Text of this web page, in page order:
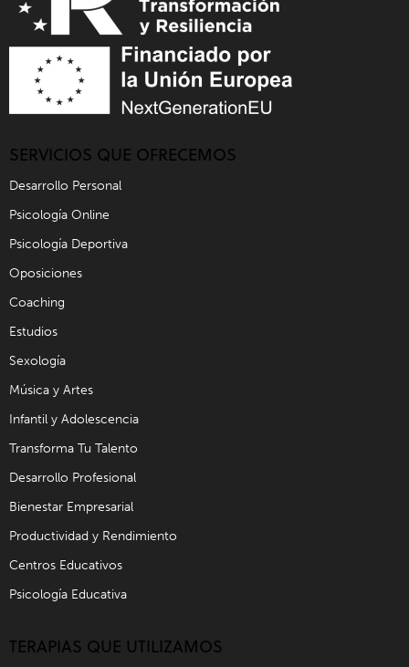
SERVICIOS QUE OFRECEMOS
Desarrollo Personal
Psicología Online
Psicología Deportiva
Oposiciones
Coaching
Estudios
Sexología
Música y Artes
Infantil y Adolescencia
Transforma Tu Talento
Desarrollo Profesional
Bienestar Empresarial
Productividad y Rendimiento
Centros Educativos
Psicología Educativa
TERAPIAS QUE UTILIZAMOS